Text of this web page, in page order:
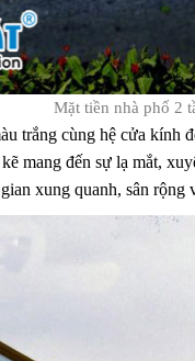
Mặt tiền nhà phố 2
trắng cùng hệ cửa kính
mang đến sự lạ mắt,
xung quanh, sân rộng